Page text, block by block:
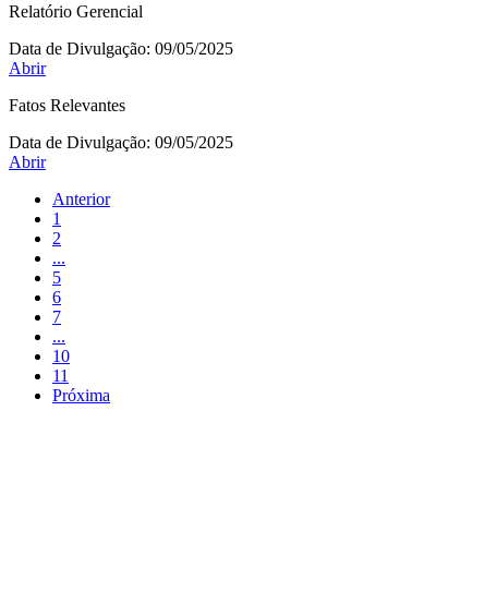
Relatório Gerencial
Data de Divulgação: 09/05/2025
Abrir
Fatos Relevantes
Data de Divulgação: 09/05/2025
Abrir
Anterior
1
2
...
5
6
7
...
10
11
Próxima